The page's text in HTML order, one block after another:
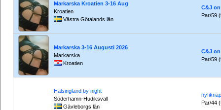
Markarska Kroatien 3-16 Aug
Kroatien
Västra Götalands län
C&J
Par/59
Markarska 3-16 Augusti 2026
Markarska
Kroatien
C&J
Par/59
Hälsingland by night
Söderhamn-Hudiksvall
Gävleborgs län
Par/44